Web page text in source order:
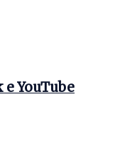
YouTube